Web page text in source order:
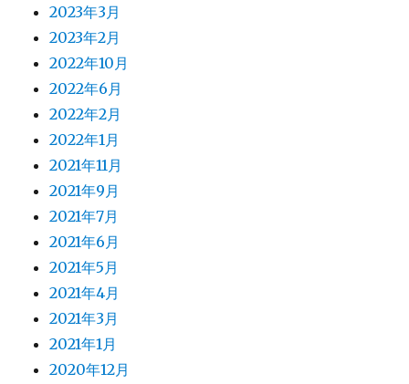
2023年3月
2023年2月
2022年10月
2022年6月
2022年2月
2022年1月
2021年11月
2021年9月
2021年7月
2021年6月
2021年5月
2021年4月
2021年3月
2021年1月
2020年12月